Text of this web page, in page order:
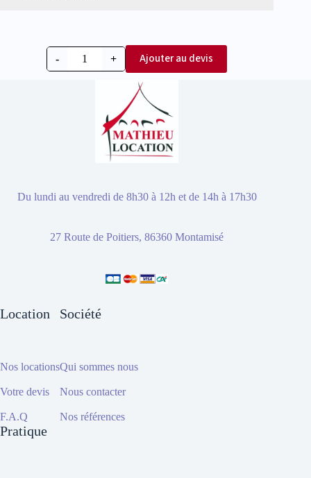
- + Ajouter au devis
Du lundi au vendredi de 8h30 à 12h et de 14h à 17h30
27 Route de Poitiers, 86360 Montamisé
Location
Nos locations
Votre devis
F.A.Q
Société
Qui sommes nous
Nous contacter
Nos références
Pratique